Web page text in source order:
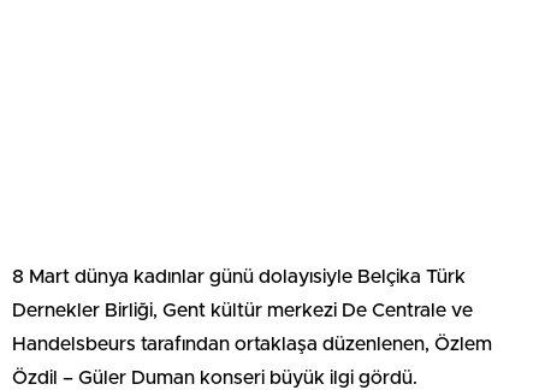
8 Mart dünya kadınlar günü dolayısiyle Belçika Türk
Dernekler Birliği, Gent kültür merkezi De Centrale ve
Handelsbeurs tarafından ortaklaşa düzenlenen, Özlem
Özdil – Güler Duman konseri büyük ilgi gördü.